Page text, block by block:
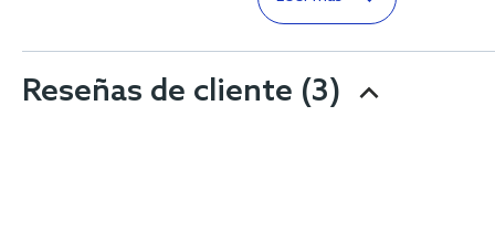
Reseñas de cliente (3)